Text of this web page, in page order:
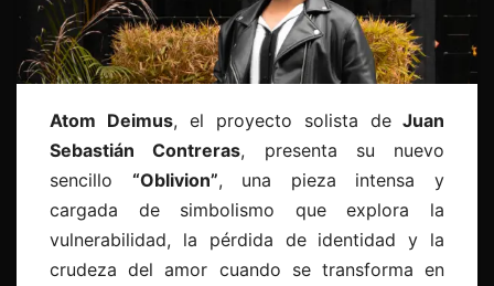
Atom Deimus, el proyecto solista de Juan
Sebastián Contreras, presenta su nuevo
sencillo “Oblivion”, una pieza intensa y
cargada de simbolismo que explora la
vulnerabilidad, la pérdida de identidad y la
crudeza del amor cuando se transforma en